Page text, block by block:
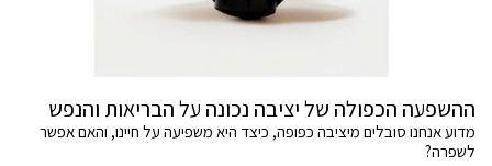
ההשפעה הכפולה של יציבה נכונה על הבריאות והנפש
מדוע אנחנו סובלים מיציבה כפופה, כיצד היא משפיעה על חיינו, והאם אפשר
לשפרה?